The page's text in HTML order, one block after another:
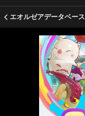
エオルゼアデータベース